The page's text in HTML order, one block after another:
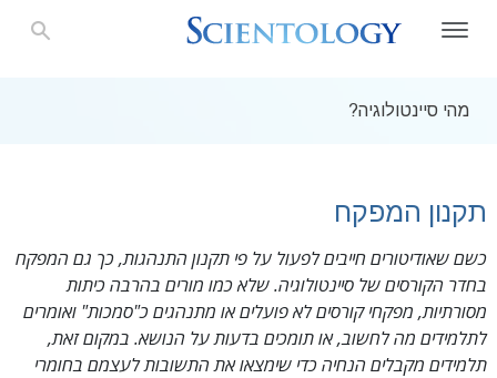
מהי סיינטולוגיה?
תקנון המפקח
כשם שאודיטורים חייבים לפעול על פי תקנון התנהגות, כך גם המפקח
בחדר הקורסים של סיינטולוגיה. שלא כמו מורים בהרבה כיתות
מסורתיות, מפקחי קורסים לא פועלים או מתנהגים כ"סמכות" ואומרים
לתלמידים מה לחשוב, או תומכים בדעות על הנושא. במקום זאת,
תלמידים מקבלים הנחיה כדי שימצאו את התשובות לעצמם בחומרי